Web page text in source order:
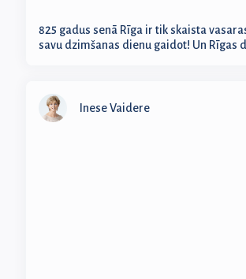
825 gadus senā Rīga ir tik skaista
savu dzimšanas dienu gaidot! Un Rīgas
Inese Vaidere